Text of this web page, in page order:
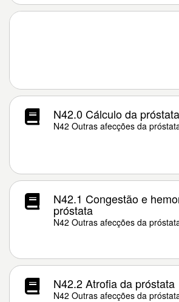
N42.0 Cálculo da próstata
N42 Outras afecções da
N42.1 Congestão e
próstata
N42 Outras afecções da
N42.2 Atrofia da próstata
N42 Outras afecções da